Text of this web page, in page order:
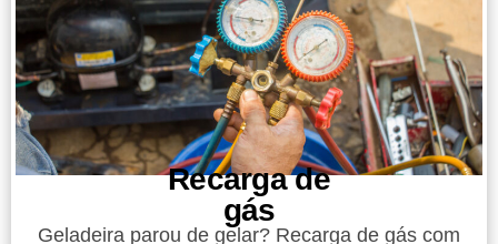
Recarga de
gás
Geladeira parou de gelar? Recarga de gás com